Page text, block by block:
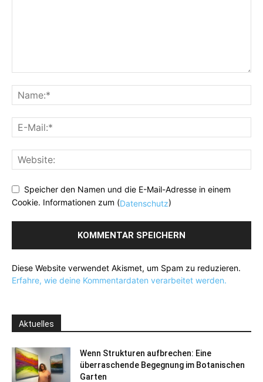
Speicher den Namen und die E-Mail-Adresse in einem
Cookie. Informationen zum (Datenschutz)
Diese Website verwendet Akismet, um Spam zu reduzieren.
Erfahre, wie deine Kommentardaten verarbeitet werden.
Aktuelles
Wenn Strukturen aufbrechen: Eine
überraschende Begegnung im Botanischen
Garten